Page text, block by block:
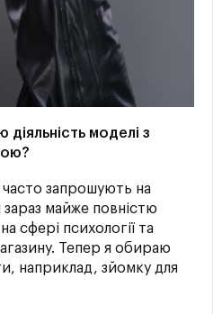
моделі з
часто запрошують на
майже повністю
сфері психології та
Тепер я обираю
наприклад, зйомку для